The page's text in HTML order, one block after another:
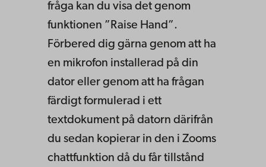
fråga kan du visa det genom
funktionen ”Raise Hand”.
Förbered dig gärna genom att ha
en mikrofon installerad på din
dator eller genom att ha frågan
färdigt formulerad i ett
textdokument på datorn därifrån
du sedan kopierar in den i Zooms
chattfunktion då du får tillstånd